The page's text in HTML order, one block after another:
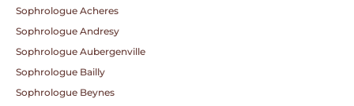
Sophrologue Acheres
Sophrologue Andresy
Sophrologue Aubergenville
Sophrologue Bailly
Sophrologue Beynes